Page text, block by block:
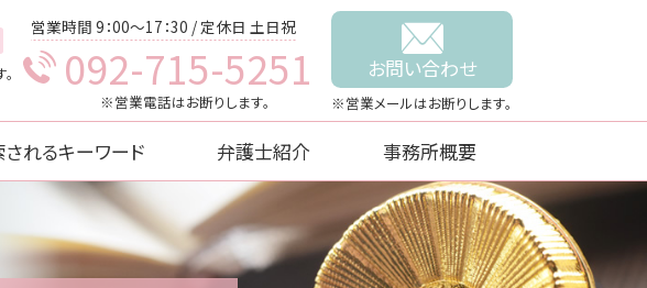
営業時間 9：00～17：30 / 定休日 土日祝
092-715-5251
※営業電話はお断りします。
お問い合わせ
※営業メールはお断りします。
されるキーワード 弁護士紹介 事務所概要